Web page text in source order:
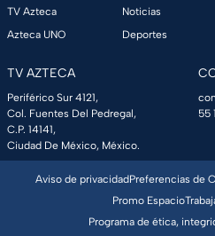
TV Azteca
Azteca UNO
Noticias
Deportes
TV AZTECA
Periférico Sur 4121,
Col. Fuentes Del Pedregal,
C.P. 14141,
Ciudad De México, México.
55
Aviso de privacidadPreferencias de
Promo Espacio
Programa de ética,